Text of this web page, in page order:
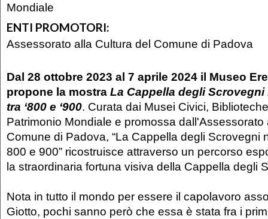
Mondiale
ENTI PROMOTORI:
Assessorato alla Cultura del Comune di Padova
Dal 28 ottobre 2023 al 7 aprile 2024 il Museo
propone la mostra La Cappella degli
tra ‘800 e ‘900. Curata dai Musei Civici,
Patrimonio Mondiale e promossa dall'Assessorato
Comune di Padova, “La Cappella degli Scrovegni
800 e 900” ricostruisce attraverso un percorso
la straordinaria fortuna visiva della Cappella degli
Nota in tutto il mondo per essere il capolavoro
Giotto, pochi sanno però che essa è stata fra i